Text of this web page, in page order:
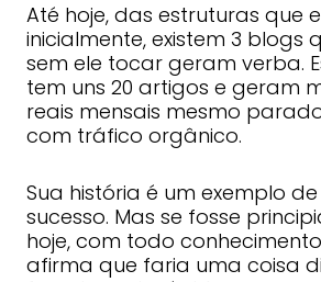
Até hoje, das estruturas que
inicialmente, existem 3 blogs
sem ele tocar geram verba.
tem uns 20 artigos e geram
reais mensais mesmo
com tráfico orgânico.
Sua história é um exemplo
sucesso. Mas se fosse
hoje, com todo
afirma que faria uma coisa